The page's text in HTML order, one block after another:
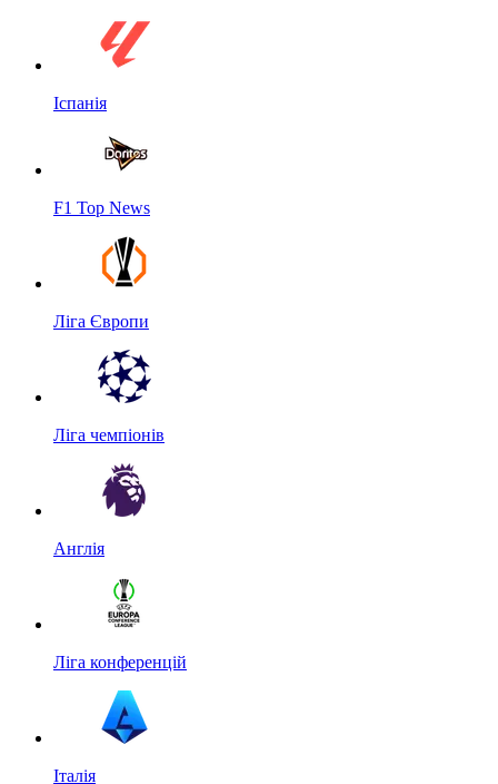
Іспанія
F1 Top News
Ліга Європи
Ліга чемпіонів
Англія
Ліга конференцій
Італія